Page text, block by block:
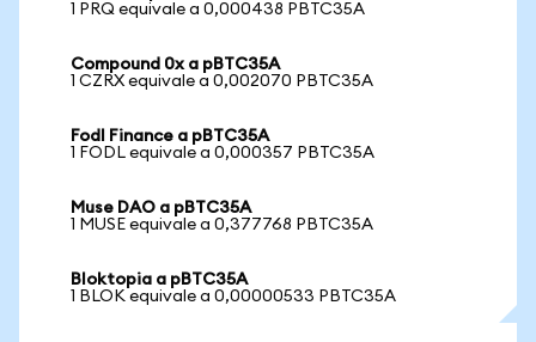
1 PRQ equivale a 0,000438 PBTC35A
Compound 0x a pBTC35A
1 CZRX equivale a 0,002070 PBTC35A
Fodl Finance a pBTC35A
1 FODL equivale a 0,000357 PBTC35A
Muse DAO a pBTC35A
1 MUSE equivale a 0,377768 PBTC35A
Bloktopia a pBTC35A
1 BLOK equivale a 0,00000533 PBTC35A